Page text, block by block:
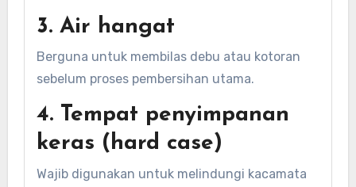
3. Air hangat
Berguna untuk membilas debu atau kotoran
sebelum proses pembersihan utama.
4. Tempat penyimpanan
keras (hard case)
Wajib digunakan untuk melindungi kacamata